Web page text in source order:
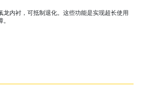
龙内衬，可抵制退化。这些功能是实现超长使用